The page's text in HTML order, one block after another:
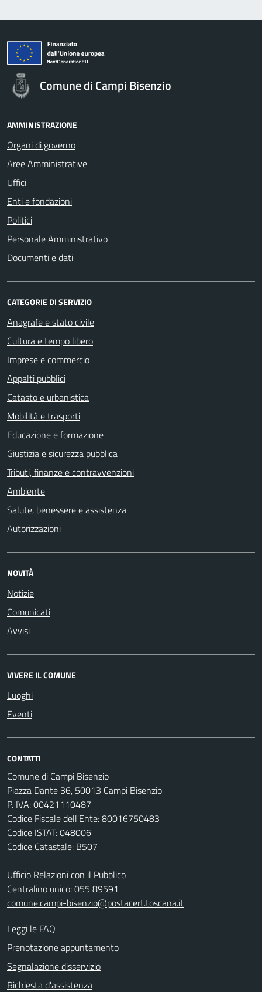
Comune di Campi Bisenzio
AMMINISTRAZIONE
Organi di governo
Aree Amministrative
Uffici
Enti e fondazioni
Politici
Personale Amministrativo
Documenti e dati
CATEGORIE DI SERVIZIO
Anagrafe e stato civile
Cultura e tempo libero
Imprese e commercio
Appalti pubblici
Catasto e urbanistica
Mobilità e trasporti
Educazione e formazione
Giustizia e sicurezza pubblica
Tributi, finanze e contravvenzioni
Ambiente
Salute, benessere e assistenza
Autorizzazioni
NOVITÀ
Notizie
Comunicati
Avvisi
VIVERE IL COMUNE
Luoghi
Eventi
CONTATTI
Comune di Campi Bisenzio
Piazza Dante 36, 50013 Campi Bisenzio
P. IVA: 00421110487
Codice Fiscale dell'Ente: 80016750483
Codice ISTAT: 048006
Codice Catastale: B507
Ufficio Relazioni con il Pubblico
Centralino unico: 055 89591
comune.campi-bisenzio@postacert.toscana.it
Leggi le FAQ
Prenotazione appuntamento
Segnalazione disservizio
Richiesta d'assistenza